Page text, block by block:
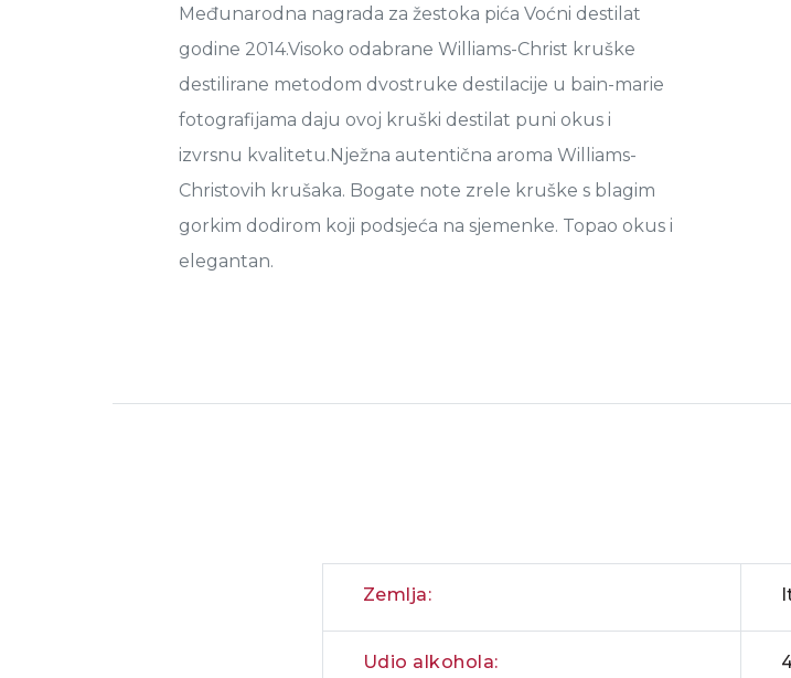
Međunarodna nagrada za žestoka pića Voćni destilat
godine 2014.Visoko odabrane Williams-Christ kruške
destilirane metodom dvostruke destilacije u bain-marie
fotografijama daju ovoj kruški destilat puni okus i
izvrsnu kvalitetu.Nježna autentična aroma Williams-
Christovih krušaka. Bogate note zrele kruške s blagim
gorkim dodirom koji podsjeća na sjemenke. Topao okus i
elegantan.
Zemlja:
Udio alkohola: